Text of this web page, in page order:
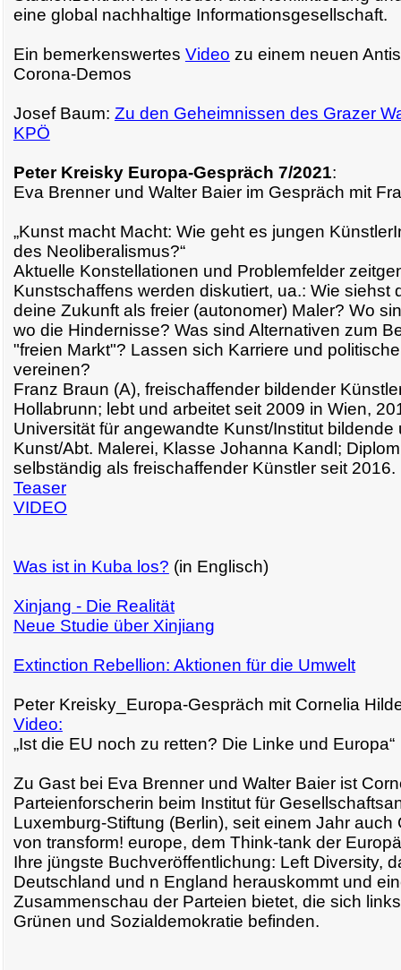
eine global nachhaltige Informationsgesellschaft.
Ein bemerkenswertes Video zu einem neuen
Corona-Demos
Josef Baum: Zu den Geheimnissen des Grazer
KPÖ
Peter Kreisky Europa-Gespräch 7/2021:
Eva Brenner und Walter Baier im Gespräch mit
„Kunst macht Macht: Wie geht es jungen
des Neoliberalismus?“
Aktuelle Konstellationen und Problemfelder
Kunstschaffens werden diskutiert, ua.: Wie siehst
deine Zukunft als freier (autonomer) Maler? Wo
wo die Hindernisse? Was sind Alternativen zum
"freien Markt"? Lassen sich Karriere und
vereinen?
Franz Braun (A), freischaffender bildender
Hollabrunn; lebt und arbeitet seit 2009 in Wien,
Universität für angewandte Kunst/Institut bildende
Kunst/Abt. Malerei, Klasse Johanna Kandl;
selbständig als freischaffender Künstler seit 2016.
Teaser
VIDEO
Was ist in Kuba los? (in Englisch)
Xinjang - Die Realität
Neue Studie über Xinjiang
Extinction Rebellion: Aktionen für die Umwelt
Peter Kreisky_Europa-Gespräch mit Cornelia
Video:
„Ist die EU noch zu retten? Die Linke und Europa“
Zu Gast bei Eva Brenner und Walter Baier ist
Parteienforscherin beim Institut für
Luxemburg-Stiftung (Berlin), seit einem Jahr auch
von transform! europe, dem Think-tank der
Ihre jüngste Buchveröffentlichung: Left Diversity,
Deutschland und n England herauskommt und
Zusammenschau der Parteien bietet, die sich
Grünen und Sozialdemokratie befinden.